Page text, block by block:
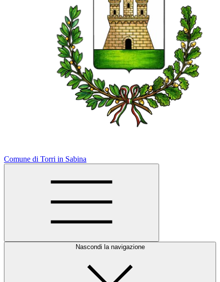
Comune di Torri in Sabina
Nascondi la navigazione